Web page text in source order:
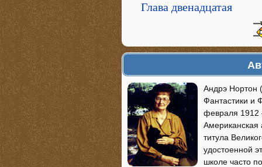
Глава двенадцатая
Андрэ Нортон
Фантастики и
февраля 1912
Американская
титула
удостоенной
школе часто